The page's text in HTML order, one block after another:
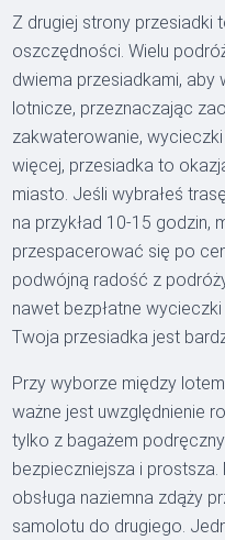
Z drugiej strony przesiadki
oszczędności. Wielu
dwiema przesiadkami, aby
lotnicze, przeznaczając
zakwaterowanie,
więcej, przesiadka to
miasto. Jeśli wybrałeś
na przykład 10-15 godzin,
przespacerować się po
podwójną radość z
nawet bezpłatne
Twoja przesiadka jest
Przy wyborze między
ważne jest uwzględnienie
tylko z bagażem
bezpieczniejsza i
obsługa naziemna zdąży
samolotu do drugiego.